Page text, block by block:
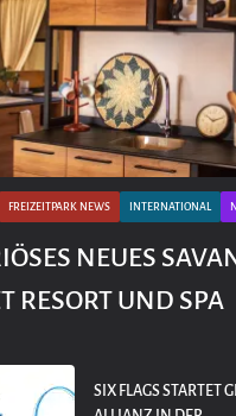
FREIZEITPARK NEWS INTERNATIONAL
NEUES
RESORT UND SPA
SIX FLAGS STARTET